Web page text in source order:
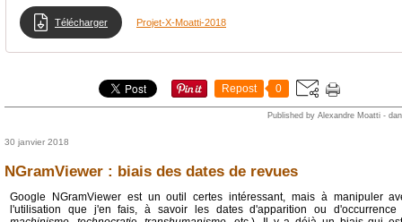
Télécharger Projet-X-Moatti-2018
Repost 0
Published by Alexandre Moatti -
30 janvier 2018
NGramViewer : biais des dates de revues
Google NGramViewer est un outil certes intéressant, mais à manipuler
l'utilisation que j'en fais, à savoir les dates d'apparition ou